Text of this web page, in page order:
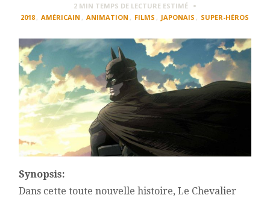
BATMAN
(2018)
JUNPEI
MIZUSAKI
2 MIN TEMPS DE LECTURE ESTIMÉ
2018 , AMÉRICAIN , ANIMATION , FILMS , JAPONAIS , SUPER-HÉROS
Synopsis:
Dans cette toute nouvelle histoire, Le Chevalier